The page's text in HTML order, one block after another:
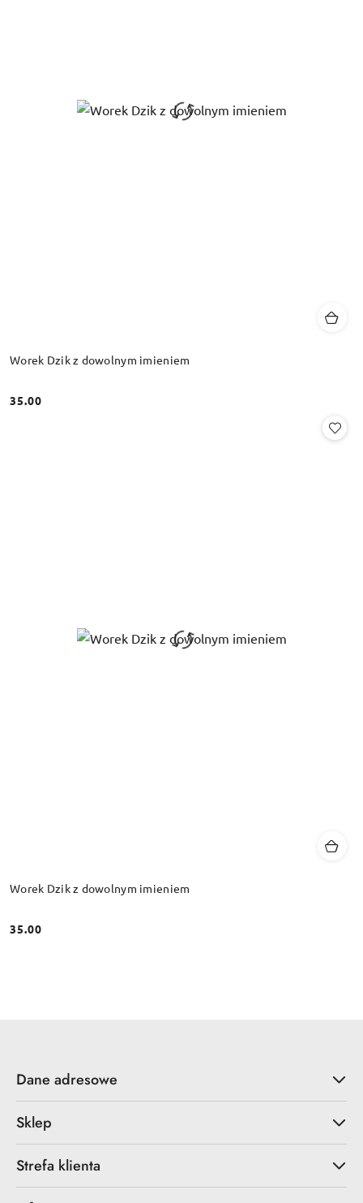
Worek Dzik z dowolnym imieniem
Cena:
35.00
Worek Dzik z dowolnym imieniem
Cena:
35.00
Dane adresowe
Sklep
Strefa klienta